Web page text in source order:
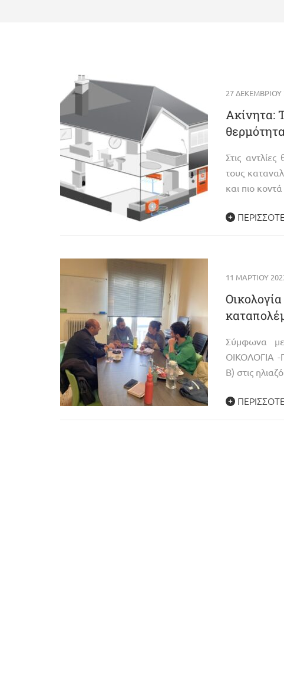
27 ΔΕΚΕΜΒΡΊΟΥ
Ακίνητα:
Στις
τους
και πιο
11 ΜΑΡΤΊΟΥ
Σύμφωνα με
ΟΙΚΟΛΟΓΙΑ
Β) στις